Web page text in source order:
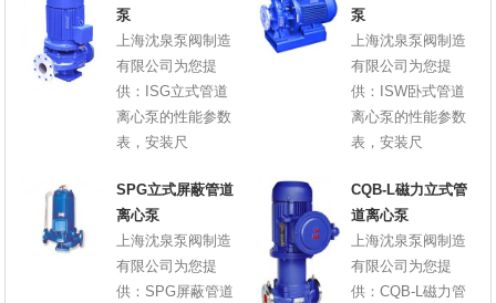
泵
上海沈泉泵阀制造
有限公司为您提
供：ISG立式管道
离心泵的性能参数
表，安装尺
泵
上海沈泉泵阀制造
有限公司为您提
供：ISW卧式管道
离心泵的性能参数
表，安装尺
SPG立式屏蔽管道
离心泵
上海沈泉泵阀制造
有限公司为您提
供：SPG屏蔽管道
CQB-L磁力立式管
道离心泵
上海沈泉泵阀制造
有限公司为您提
供：CQB-L磁力管